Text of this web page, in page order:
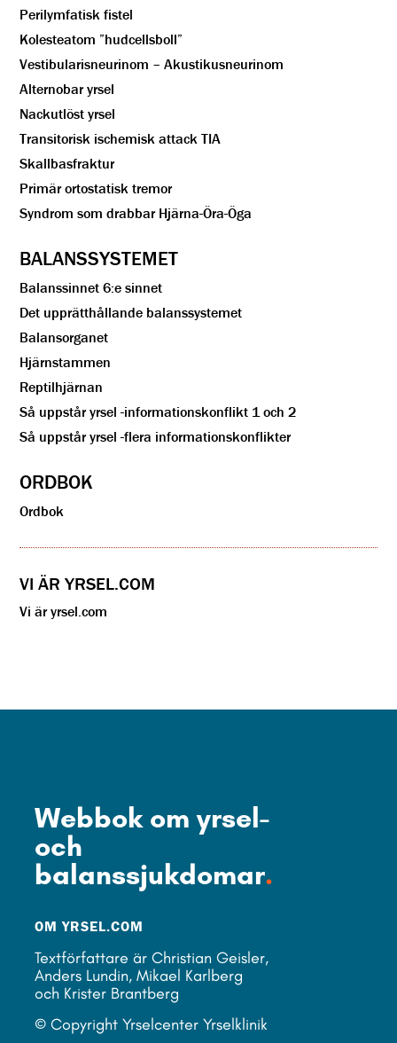
Perilymfatisk fistel
Kolesteatom ”hudcellsboll”
Vestibularisneurinom – Akustikusneurinom
Alternobar yrsel
Nackutlöst yrsel
Transitorisk ischemisk attack TIA
Skallbasfraktur
Primär ortostatisk tremor
Syndrom som drabbar Hjärna-Öra-Öga
BALANSSYSTEMET
Balanssinnet 6:e sinnet
Det upprätthållande balanssystemet
Balansorganet
Hjärnstammen
Reptilhjärnan
Så uppstår yrsel -informationskonflikt 1 och 2
Så uppstår yrsel -flera informationskonflikter
ORDBOK
Ordbok
VI ÄR YRSEL.COM
Vi är yrsel.com
Webbok om yrsel-
och
balanssjukdomar.
OM YRSEL.COM
Textförfattare är Christian Geisler,
Anders Lundin, Mikael Karlberg
och Krister Brantberg
© Copyright Yrselcenter Yrselklinik